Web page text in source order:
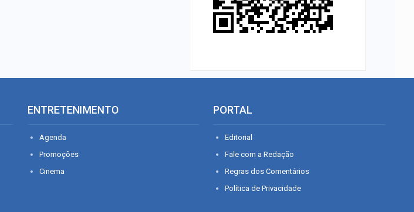
ENTRETENIMENTO
Agenda
Promoções
Cinema
PORTAL
Editorial
Fale com a Redação
Regras dos Comentários
Política de Privacidade